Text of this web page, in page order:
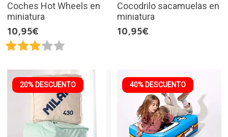
Coches Hot Wheels en
miniatura
10,95€
Cocodrilo sacamuelas en
miniatura
10,95€
20% DESCUENTO 40% DESCUENTO